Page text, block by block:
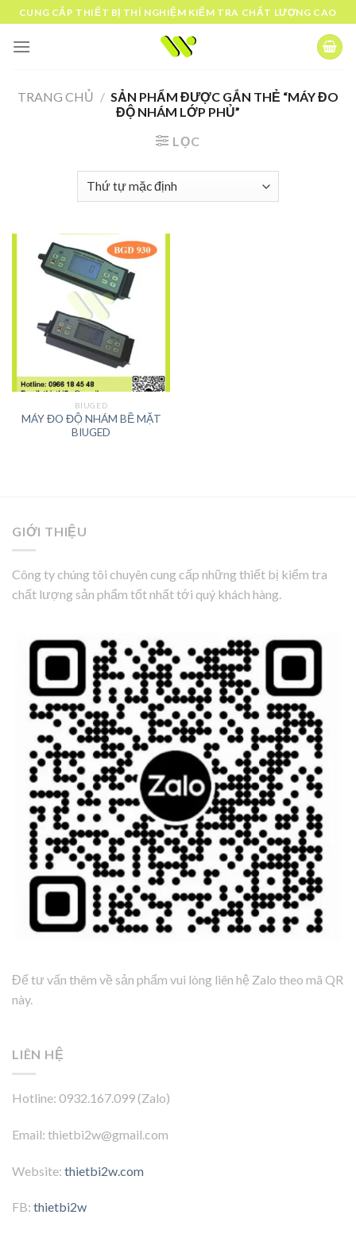
Skip
to
content
CUNG CẤP THIẾT BỊ THÍ NGHIỆM KIỂM TRA CHẤT LƯỢNG CAO
TRANG CHỦ / SẢN PHẨM ĐƯỢC GẮN THẺ “MÁY ĐO
ĐỘ NHÁM LỚP PHỦ”
LỌC
BIUGED
MÁY ĐO ĐỘ NHÁM BỀ MẶT
BIUGED
GIỚI THIỆU
Công ty chúng tôi chuyên cung cấp những thiết bị kiểm tra
chất lượng sản phẩm tốt nhất tới quý khách hàng.
Để tư vấn thêm về sản phẩm vui lòng liên hệ Zalo theo mã QR
này.
LIÊN HỆ
Hotline: 0932.167.099 (Zalo)
Email: thietbi2w@gmail.com
Website: thietbi2w.com
FB: thietbi2w